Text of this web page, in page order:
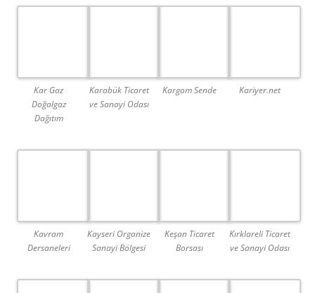
Kar Gaz
Doğalgaz
Dağıtım
Karabük Ticaret
ve Sanayi Odası
Kargom Sende Kariyer.net
Kavram
Dersaneleri
Kayseri Organize
Sanayi Bölgesi
Keşan Ticaret
Borsası
Kırklareli Ticaret
ve Sanayi Odası